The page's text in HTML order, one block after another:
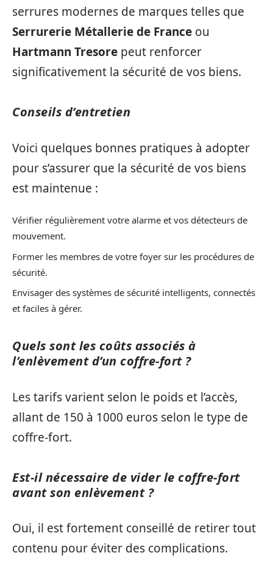
serrures modernes de marques telles que
Serrurerie Métallerie de France ou
Hartmann Tresore peut renforcer
significativement la sécurité de vos biens.
Conseils d’entretien
Voici quelques bonnes pratiques à adopter
pour s’assurer que la sécurité de vos biens
est maintenue :
Vérifier régulièrement votre alarme et vos détecteurs de
mouvement.
Former les membres de votre foyer sur les procédures de
sécurité.
Envisager des systèmes de sécurité intelligents, connectés
et faciles à gérer.
Quels sont les coûts associés à
l’enlèvement d’un coffre-fort ?
Les tarifs varient selon le poids et l’accès,
allant de 150 à 1000 euros selon le type de
coffre-fort.
Est-il nécessaire de vider le coffre-fort
avant son enlèvement ?
Oui, il est fortement conseillé de retirer tout
contenu pour éviter des complications.